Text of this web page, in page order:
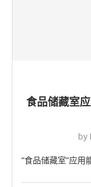
食品储藏室
by
“食品储藏室”应用